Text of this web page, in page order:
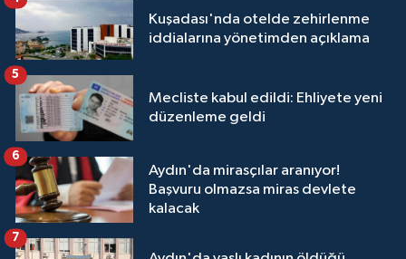
Kuşadası'nda otelde zehirlenme
iddialarına yönetimden açıklama
Mecliste kabul edildi: Ehliyete yeni
düzenleme geldi
5
Aydın'da mirasçılar aranıyor!
Başvuru olmazsa miras devlete
kalacak
6
7